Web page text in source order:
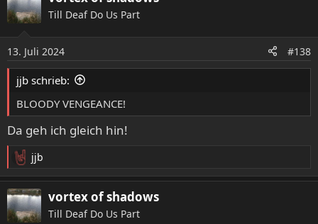
Till Deaf Do Us Part
13. Juli 2024 #138
jjb schrieb:
BLOODY VENGEANCE!
Da geh ich gleich hin!
R
e
a
k
t
jjb
vortex of shadows
Till Deaf Do Us Part